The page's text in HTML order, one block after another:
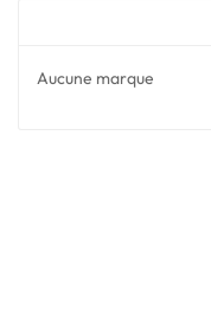
Aucune marque